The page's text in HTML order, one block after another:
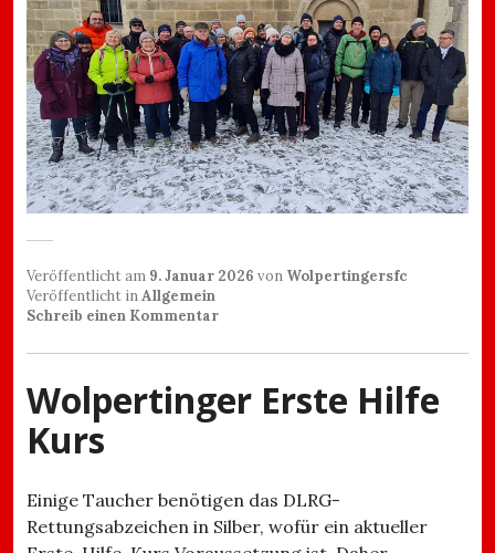
Veröffentlicht am 9. Januar 2026 von Wolpertingersfc
Veröffentlicht inAllgemein
Schreib einen Kommentar
Wolpertinger Erste Hilfe
Kurs
Einige Taucher benötigen das DLRG-
Rettungsabzeichen in Silber, wofür ein aktueller